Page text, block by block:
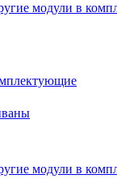
модули в
модули в